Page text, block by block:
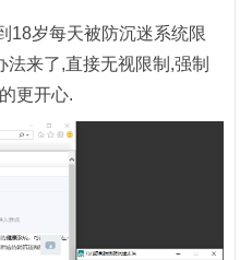
18岁每天被防沉迷系统限
法来了,直接无视限制,强制
更开心.